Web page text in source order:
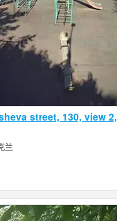
street, 130, view
兰